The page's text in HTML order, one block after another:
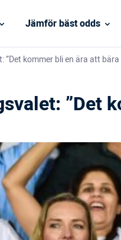
Jämför bäst odds
kommer bli en ära att
”Det